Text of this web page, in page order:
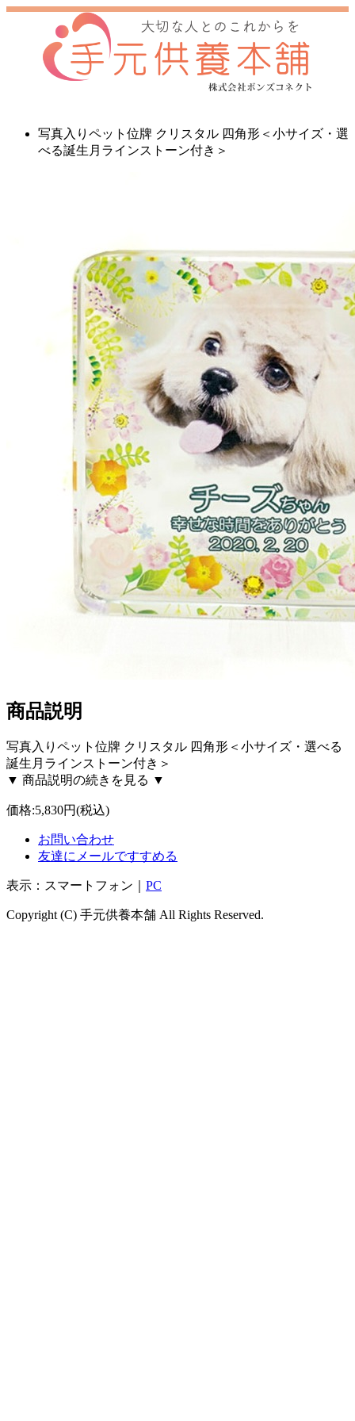
写真入りペット位牌 クリスタル 四角形＜小サイズ・選
べる誕生月ラインストーン付き＞
商品説明
写真入りペット位牌 クリスタル 四角形＜小サイズ・選べる
誕生月ラインストーン付き＞
▼ 商品説明の続きを見る ▼
価格:5,830円(税込)
お問い合わせ
友達にメールですすめる
表示：スマートフォン｜ PC
Copyright (C) 手元供養本舗 All Rights Reserved.